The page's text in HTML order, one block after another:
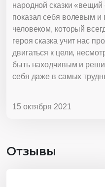
народной сказки
показал себя волевым
человеком, который
героя сказка учит нас
двигаться к цели,
быть находчивым и
себя даже в самых
15 октября 2021
Отзывы